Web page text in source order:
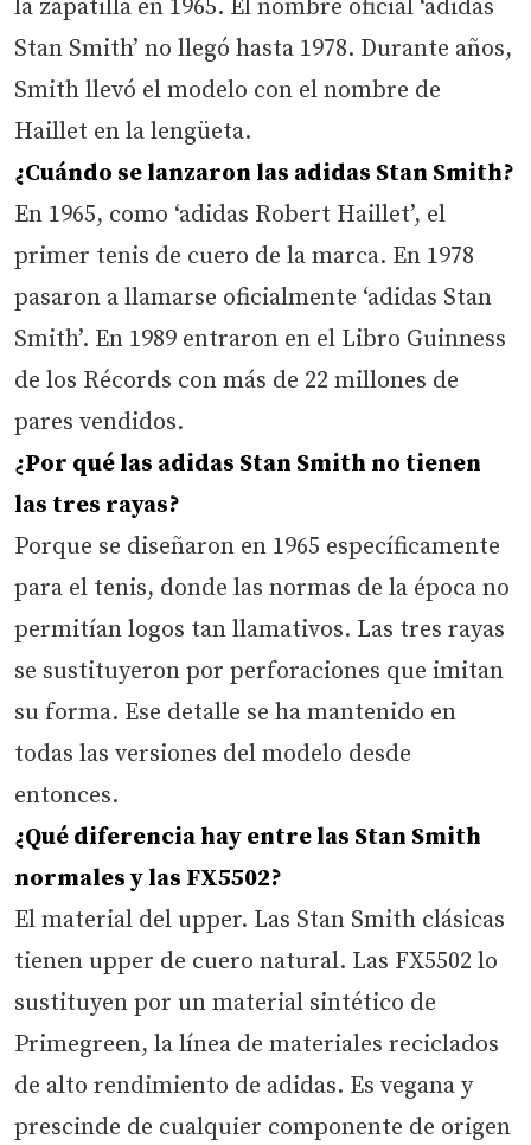
la zapatilla en 1965. El nombre oficial ‘adidas
Stan Smith’ no llegó hasta 1978. Durante años,
Smith llevó el modelo con el nombre de
Haillet en la lengüeta.
¿Cuándo se lanzaron las adidas Stan Smith?
En 1965, como ‘adidas Robert Haillet’, el
primer tenis de cuero de la marca. En 1978
pasaron a llamarse oficialmente ‘adidas Stan
Smith’. En 1989 entraron en el Libro Guinness
de los Récords con más de 22 millones de
pares vendidos.
¿Por qué las adidas Stan Smith no tienen
las tres rayas?
Porque se diseñaron en 1965 específicamente
para el tenis, donde las normas de la época no
permitían logos tan llamativos. Las tres rayas
se sustituyeron por perforaciones que imitan
su forma. Ese detalle se ha mantenido en
todas las versiones del modelo desde
entonces.
¿Qué diferencia hay entre las Stan Smith
normales y las FX5502?
El material del upper. Las Stan Smith clásicas
tienen upper de cuero natural. Las FX5502 lo
sustituyen por un material sintético de
Primegreen, la línea de materiales reciclados
de alto rendimiento de adidas. Es vegana y
prescinde de cualquier componente de origen